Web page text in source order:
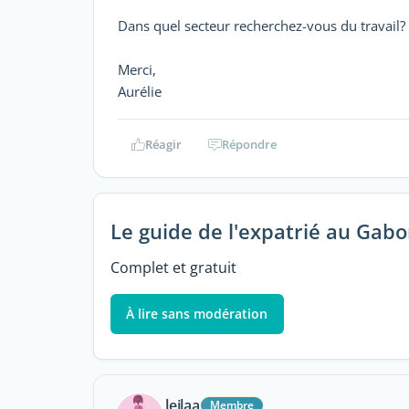
Dans quel secteur recherchez-vous du travail?
Merci,
Aurélie
Réagir Répondre
Le guide de l'expatrié au
Complet et gratuit
À lire sans modération
Membre